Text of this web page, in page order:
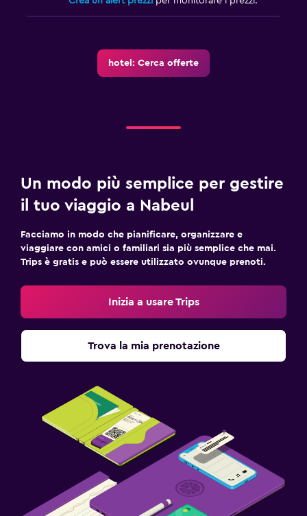
hotel: Cerca offerte
Un modo più semplice per gestire
il tuo viaggio a Nabeul
Facciamo in modo che pianificare, organizzare e
viaggiare con amici o familiari sia più semplice che mai.
Trips è gratis e può essere utilizzato ovunque prenoti.
Inizia a usare Trips
Trova la mia prenotazione